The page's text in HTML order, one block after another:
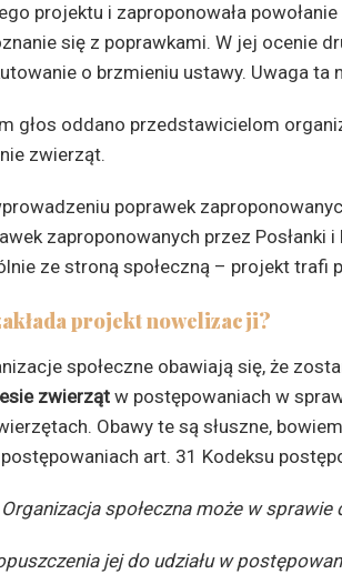
projektu i zaproponowała
się z poprawkami. W jej ocenie
o brzmieniu ustawy. Uwaga ta
głos oddano przedstawicielom
zwierząt.
poprawek
zaproponowanych przez
ze stroną społeczną – projekt trafi
projekt nowelizacji?
społeczne obawiają się, że
zwierząt w postępowaniach w
Obawy te są słuszne,
art. 31 Kodeksu
Organizacja społeczna może w
jej do udziału w